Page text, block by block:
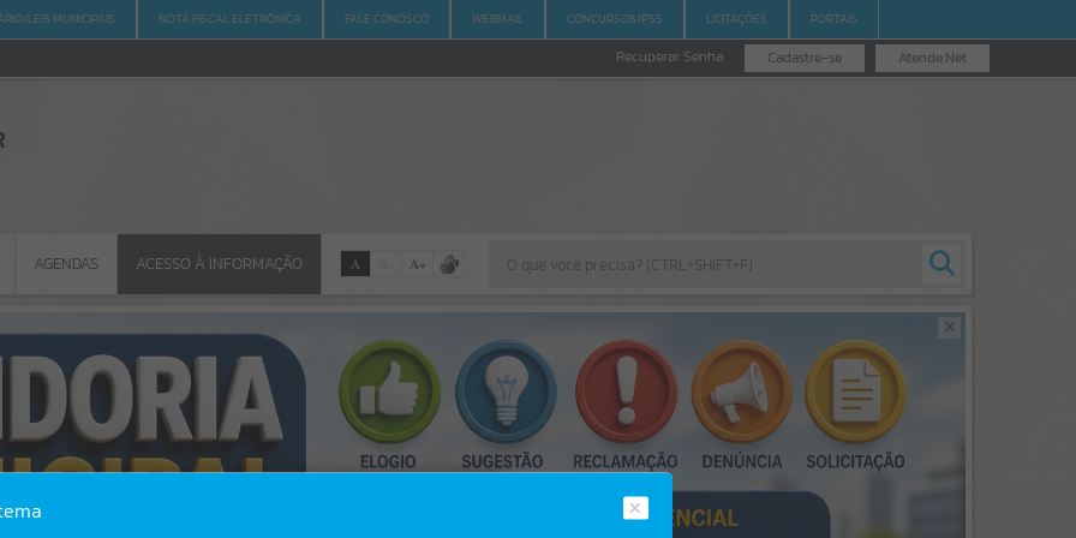
LEIS MUNICIPAIS NOTA FISCAL ELETRÔNICA FALE CONOSCO WEBMAIL CONCURSOS/PSS LICITAÇÕES PORTAIS
Atende.Net
Cadastre-se
Recuperar Senha
Por favor, aguarde...
AGENDAS ACESSO À INFORMAÇÃO A A+